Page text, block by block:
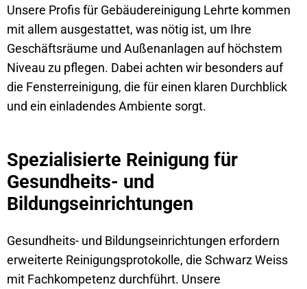
Unsere Profis für Gebäudereinigung Lehrte kommen
mit allem ausgestattet, was nötig ist, um Ihre
Geschäftsräume und Außenanlagen auf höchstem
Niveau zu pflegen. Dabei achten wir besonders auf
die Fensterreinigung, die für einen klaren Durchblick
und ein einladendes Ambiente sorgt.
Spezialisierte Reinigung für
Gesundheits- und
Bildungseinrichtungen
Gesundheits- und Bildungseinrichtungen erfordern
erweiterte Reinigungsprotokolle, die Schwarz Weiss
mit Fachkompetenz durchführt. Unsere